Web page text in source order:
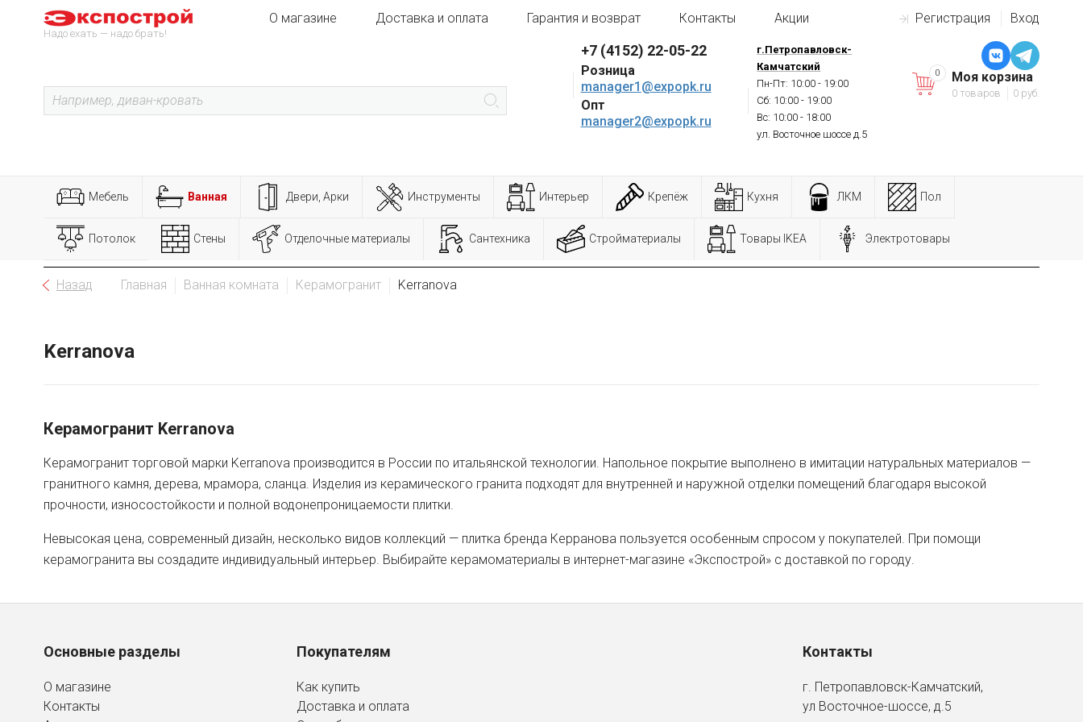
Надо ехать — надо брать!
Регистрация Вход
О магазине Доставка и оплата Гарантия и возврат Контакты Акции
+7 (4152) 22-05-22
Розница
manager1@expopk.ru
Опт
manager2@expopk.ru
г.Петропавловск-
Камчатский
Пн-Пт: 10:00 - 19:00
Сб: 10:00 - 19:00
Вс: 10:00 - 18:00
ул. Восточное шоссе д.5
Моя корзина
0 товаров 0 руб.
0
Мебель Ванная Двери, Арки Инструменты Интерьер Крепёж Кухня ЛКМ Пол
Потолок Стены Отделочные материалы Сантехника Стройматериалы Товары IKEA Электротовары
Назад Главная Ванная комната Керамогранит Kerranova
Kerranova
Керамогранит Kerranova
Керамогранит торговой марки Kerranova производится в России по итальянской технологии. Напольное покрытие выполнено в имитации натуральных материалов —
гранитного камня, дерева, мрамора, сланца. Изделия из керамического гранита подходят для внутренней и наружной отделки помещений благодаря высокой
прочности, износостойкости и полной водонепроницаемости плитки.
Невысокая цена, современный дизайн, несколько видов коллекций — плитка бренда Керранова пользуется особенным спросом у покупателей. При помощи
керамогранита вы создадите индивидуальный интерьер. Выбирайте керамоматериалы в интернет-магазине «Экспострой» с доставкой по городу.
Основные разделы
О магазине
Контакты
Покупателям
Как купить
Доставка и оплата
Контакты
г. Петропавловск-Камчатский,
ул Восточное-шоссе, д.5